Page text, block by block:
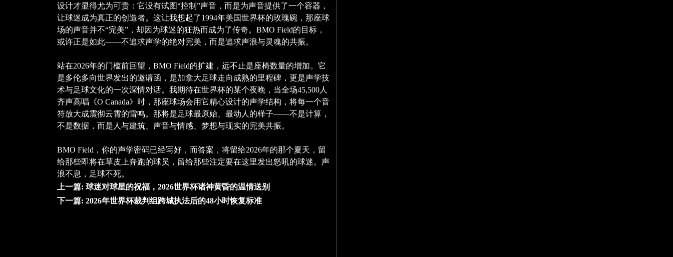
设计才显得尤为可贵：它没有试图“控制”声音，而是为声音提供了一个容器，
让球迷成为真正的创造者。这让我想起了1994年美国世界杯的玫瑰碗，那座球
场的声音并不“完美”，却因为球迷的狂热而成为了传奇。BMO Field的目标，
或许正是如此——不追求声学的绝对完美，而是追求声浪与灵魂的共振。
站在2026年的门槛前回望，BMO Field的扩建，远不止是座椅数量的增加。它
是多伦多向世界发出的邀请函，是加拿大足球走向成熟的里程碑，更是声学技
术与足球文化的一次深情对话。我期待在世界杯的某个夜晚，当全场45,500人
齐声高唱《O Canada》时，那座球场会用它精心设计的声学结构，将每一个音
符放大成震彻云霄的雷鸣。那将是足球最原始、最动人的样子——不是计算，
不是数据，而是人与建筑、声音与情感、梦想与现实的完美共振。
BMO Field，你的声学密码已经写好，而答案，将留给2026年的那个夏天，留
给那些即将在草皮上奔跑的球员，留给那些注定要在这里发出怒吼的球迷。声
浪不息，足球不死。
上一篇: 球迷对球星的祝福，2026世界杯诸神黄昏的温情送别
下一篇: 2026年世界杯裁判组跨城执法后的48小时恢复标准